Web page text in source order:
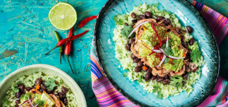
Recepty
Články
TV Program
Škola vaření